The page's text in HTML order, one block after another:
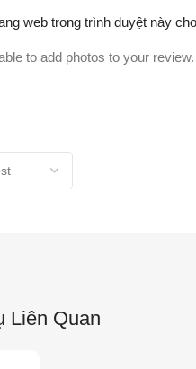
web trong trình duyệt này
to add photos to your review.
Liên Quan